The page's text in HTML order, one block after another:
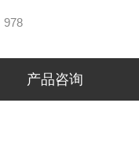
978
产品咨询